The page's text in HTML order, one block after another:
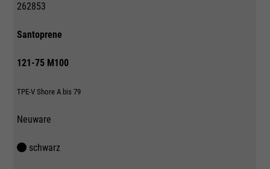
262853
Santoprene
121-75 M100
TPE-V Shore A bis 79
Neuware
schwarz